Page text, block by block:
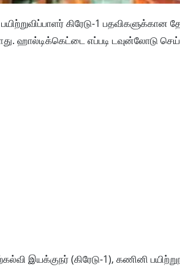
கிரேடு-1 பதவிகளுக்கான
ஹால்டிக்கெட்டை எப்படி டவுன்லோடு
இயக்​குநர் (கிரேடு-1), கணினி